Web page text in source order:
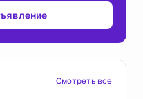
Смотреть все